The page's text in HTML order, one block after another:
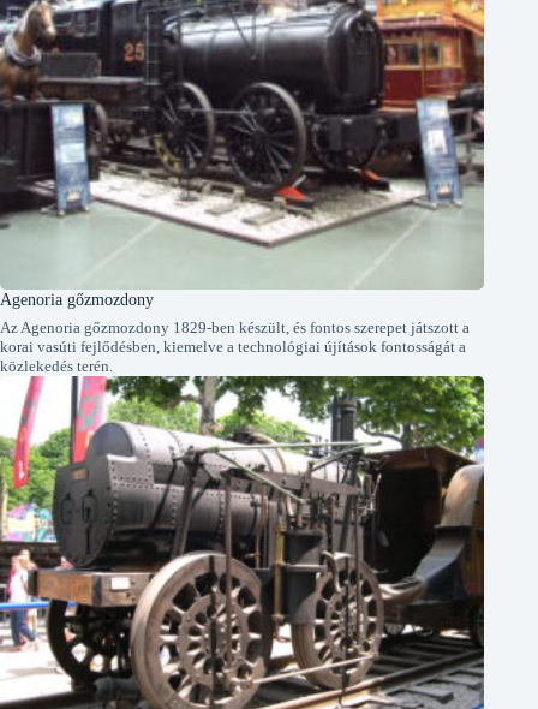
Agenoria gőzmozdony
Az Agenoria gőzmozdony 1829-ben készült, és fontos szerepet játszott a
korai vasúti fejlődésben, kiemelve a technológiai újítások fontosságát a
közlekedés terén.